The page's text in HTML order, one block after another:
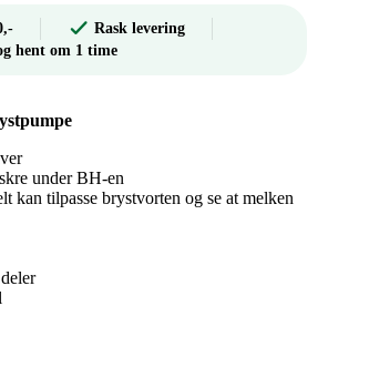
Rask levering
hent om 1 time
under BH-en
kan tilpasse brystvorten og se at melken